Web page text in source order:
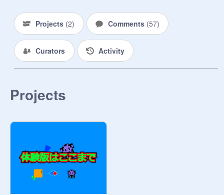
Projects (2) Comments (57)
Curators Activity
Projects